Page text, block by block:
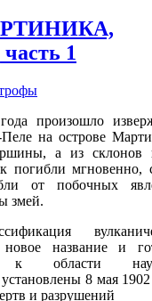
1
произошло
на острове
а из склонов
погибли мгновенно,
от побочных
змей.
новое название и
к области
8 мая 1902
и разрушений